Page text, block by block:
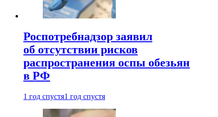
Роспотребнадзор заявил
об отсутствии рисков
распространения оспы обезьян
в РФ
1 год спустя1 год спустя